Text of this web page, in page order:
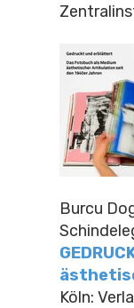
Burcu
Köln: